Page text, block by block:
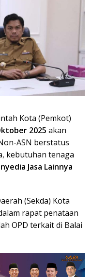
Kota (Pemkot)
2025 akan
ASN berstatus
kebutuhan tenaga
Jasa Lainnya
(Sekda) Kota
rapat penataan
OPD terkait di Balai